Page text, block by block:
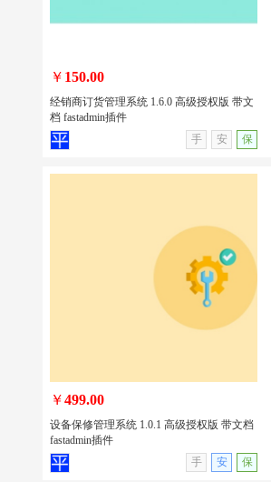
无演示
经销商订货管理系统 1.6.0 高级授权版
无演示
￥ 150.00
经销商订货管理系统 1.6.0 高级授权版 带文
档 fastadmin插件
手
安 保
￥499.00
设备保修管理系统 1.0.1 高级授权版 带文档
fastadmin插件
手
安 保